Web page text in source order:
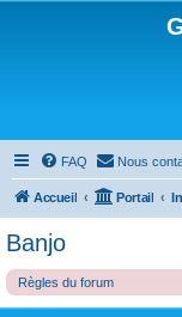
FAQ Nous
Accueil Portail
Banjo
Règles du forum